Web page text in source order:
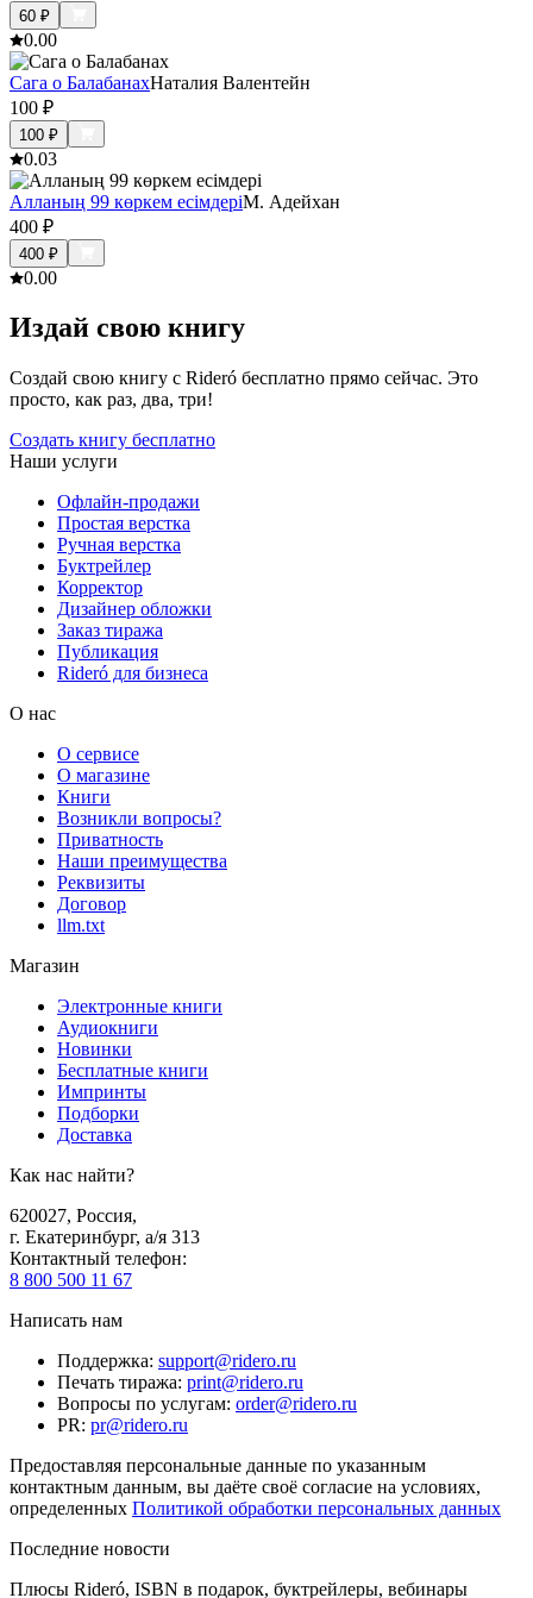
60 ₽
0.00
Сага о БалабанахНаталия Валентейн
100 ₽
100 ₽
0.03
Алланың 99 көркем есімдеріМ. Адейхан
400 ₽
400 ₽
0.00
Издай свою книгу
Создай свою книгу с Rideró бесплатно прямо сейчас. Это
просто, как раз, два, три!
Создать книгу бесплатно
Наши услуги
Офлайн-продажи
Простая верстка
Ручная верстка
Буктрейлер
Корректор
Дизайнер обложки
Заказ тиража
Публикация
Rideró для бизнеса
О нас
О сервисе
О магазине
Книги
Возникли вопросы?
Приватность
Наши преимущества
Реквизиты
Договор
llm.txt
Магазин
Электронные книги
Аудиокниги
Новинки
Бесплатные книги
Импринты
Подборки
Доставка
Как нас найти?
620027, Россия,
г. Екатеринбург, а/я 313
Контактный телефон:
8 800 500 11 67
Написать нам
Поддержка: support@ridero.ru
Печать тиража: print@ridero.ru
Вопросы по услугам: order@ridero.ru
PR: pr@ridero.ru
Предоставляя персональные данные по указанным
контактным данным, вы даёте своё согласие на условиях,
определенных Политикой обработки персональных данных
Последние новости
Плюсы Rideró, ISBN в подарок, буктрейлеры, вебинары